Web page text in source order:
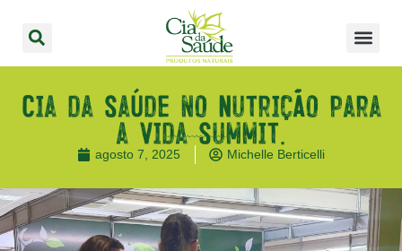
Cia da Saúde no Nutrição para
a Vida Summit.
agosto 7, 2025 Michelle Berticelli